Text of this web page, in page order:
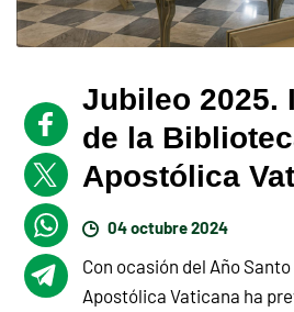
Jubileo 2025.
de la
Apostólica
04 octubre 2024
Con ocasión del Año
Apostólica Vaticana ha